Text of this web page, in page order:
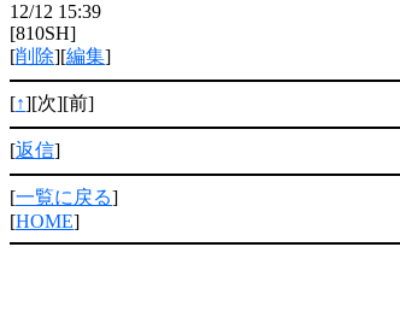
12/12 15:39
[810SH]
[削除][編集]
[↑][次][前]
[返信]
[一覧に戻る]
[HOME]